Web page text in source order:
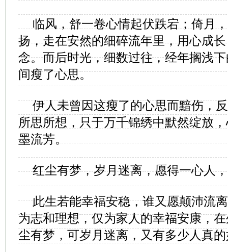
临风，舒一卷心情起伏跌宕；倚月
扬，走在安然的细碎流年里，用心成
念。而后时光，细数过往，经年搁浅
间瘦了心思。
伊人未曾因这瘦了的心思而黯伤，
所思所想，只于万千锦绣中默然绽放
墨流芳。
红尘有梦，岁月迷离，愿得一心人
此生若能幸福安稳，谁又愿颠沛流
为志和理想，仅为家人的幸福安康，
尘有梦，可岁月迷离，又有多少人真